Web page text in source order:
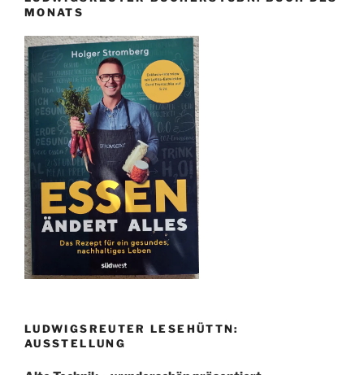
MONATS
LUDWIGSREUTER LESEHÜTTN:
AUSSTELLUNG